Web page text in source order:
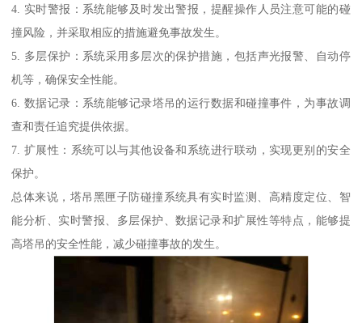
4. 实时警报：系统能够及时发出警报，提醒操作人员注意可能的碰
撞风险，并采取相应的措施避免事故发生。
5. 多层保护：系统采用多层次的保护措施，包括声光报警、自动停
机等，确保安全性能。
6. 数据记录：系统能够记录塔吊的运行数据和碰撞事件，为事故调
查和责任追究提供依据。
7. 扩展性：系统可以与其他设备和系统进行联动，实现更别的安全
保护。
总体来说，塔吊黑匣子防碰撞系统具有实时监测、高精度定位、智
能分析、实时警报、多层保护、数据记录和扩展性等特点，能够提
高塔吊的安全性能，减少碰撞事故的发生。